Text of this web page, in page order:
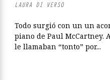
LAURA DI VERSO
Todo surgió con un un
piano de Paul McCartney.
le llamaban “tonto” por...